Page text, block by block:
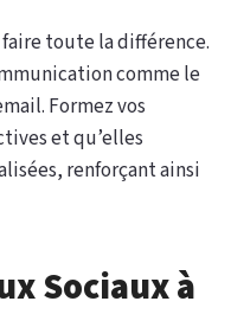
toute la différence.
comme le
Formez vos
et qu’elles
renforçant ainsi
Sociaux à